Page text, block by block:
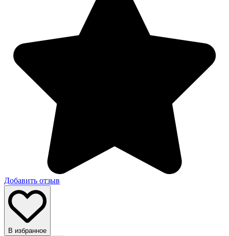
Добавить отзыв
В избранное